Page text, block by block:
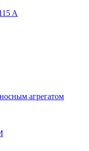
A
агрегатом